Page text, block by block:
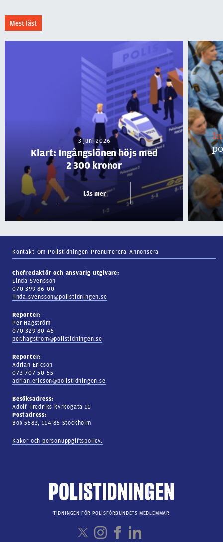
Mest läst
3 juni 2026
Klart: Ingångslönen höjs med
2 300 kronor
Läs mer
Kontakt Om Polistidningen Prenumerera Annonsera
Chefredaktör och ansvarig utgivare:
Linda Svensson
070-399 86 00
linda.svensson@polistidningen.se
Reporter:
Per Hagström
070-329 80 45
per.hagstrom@polistidningen.se
Reporter:
Adrian Ericson
073-707 50 55
adrian.ericson@polistidningen.se
Besöksadress:
Adolf Fredriks kyrkogata 11
Postadress:
Box 5583, 114 85 Stockholm
Kakor och personuppgiftspolicy.
TIDNINGEN FÖR POLISFÖRBUNDETS MEDLEMMAR